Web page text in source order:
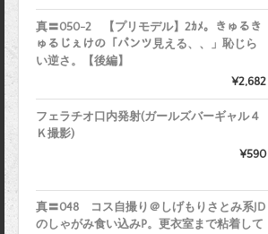
真〓050-2 【プリモデル】2ｶﾒ。きゅるき
ゅるじぇけの「パンツ見える、、」恥じら
い逆さ。【後編】
¥2,682
フェラチオ口内発射(ガールズバーギャル４
Ｋ撮影)
¥590
真〓048 コス自撮り＠しげもりさとみ系JD
のしゃがみ食い込みP。更衣室まで粘着して